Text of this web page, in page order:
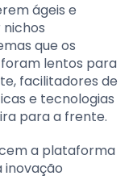
ágeis e
que os
lentos para
facilitadores de
e tecnologias
para a frente.
a plataforma
inovação